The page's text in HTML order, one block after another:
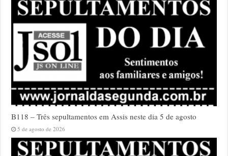
B118 – Três sepultamentos em Assis neste dia 5 de agosto
5 de agosto de 2026